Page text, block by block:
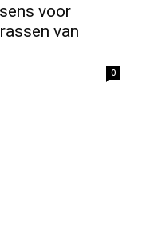
voor
van
0